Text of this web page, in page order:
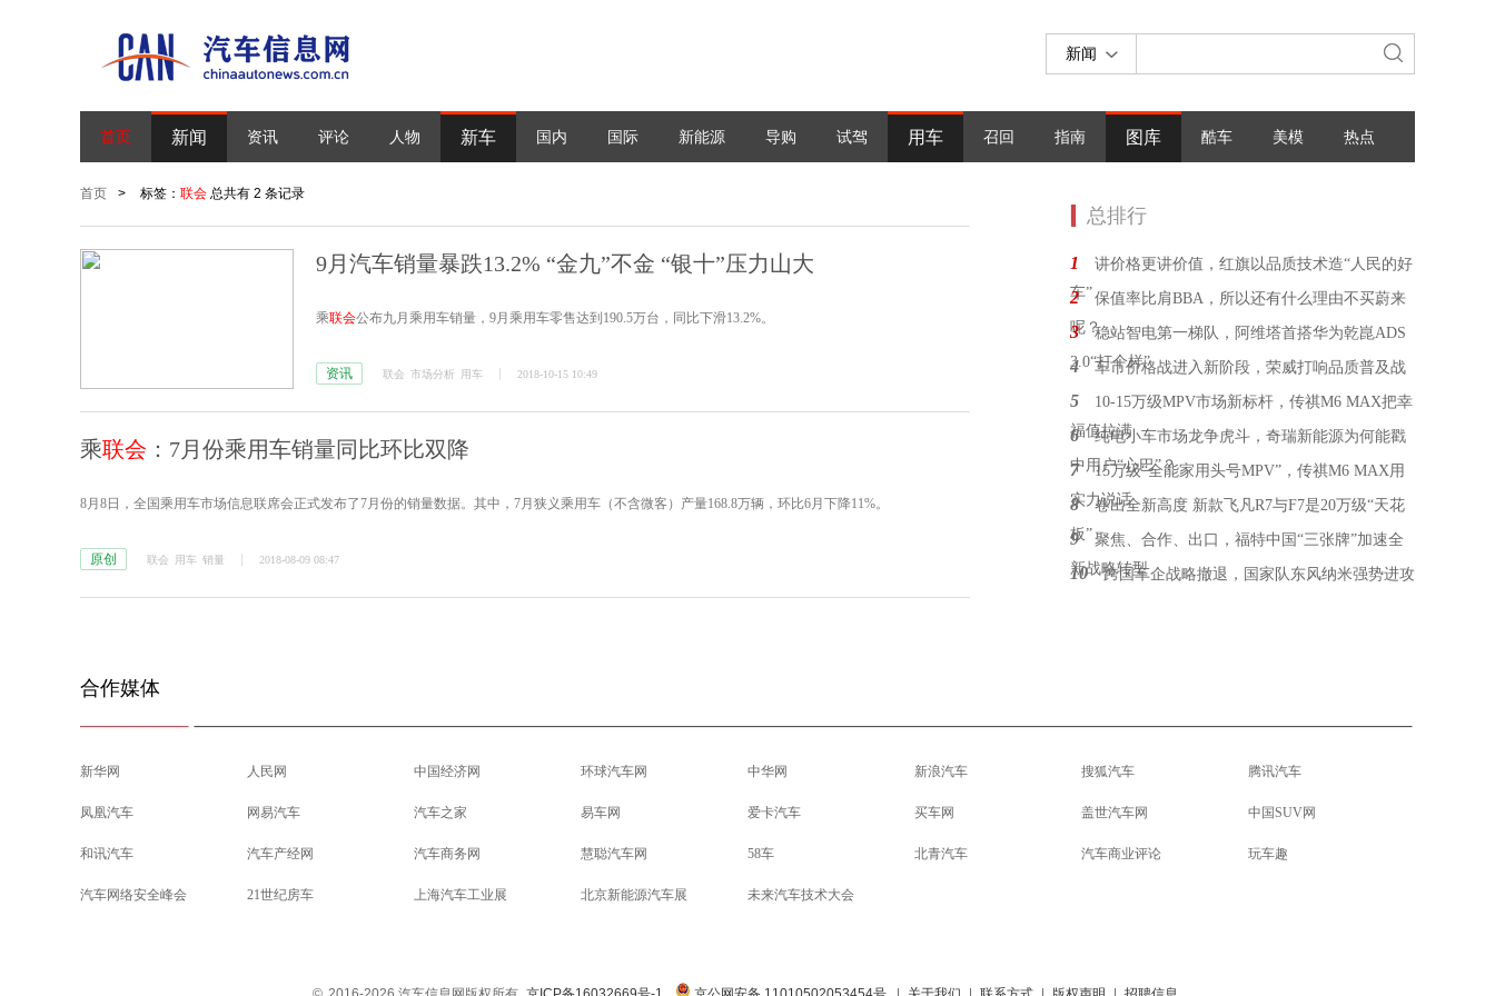
新闻
首页 新闻 资讯 评论 人物 新车 国内 国际 新能源 导购 试驾 用车 召回 指南 图库 酷车 美模 热点
首页 > 标签： 联会 总共有 2 条记录
9月汽车销量暴跌13.2% “金九”不金 “银十”压力山大
乘联会公布九月乘用车销量，9月乘用车零售达到190.5万台，同比下滑13.2%。
资讯 联会 市场分析 用车 2018-10-15 10:49
乘联会 ：7月份乘用车销量同比环比双降
8月8日，全国乘用车市场信息联席会正式发布了7月份的销量数据。其中，7月狭义乘用车（不含微客）产量168.8万辆，环比6月下降11%。
原创 联会 用车 销量 2018-08-09 08:47
总排行
1
讲价格更讲价值，红旗以品质技术造“人民的好
车”
2
保值率比肩BBA，所以还有什么理由不买蔚来
呢？
3
稳站智电第一梯队，阿维塔首搭华为乾崑ADS
3.0“打个样”
4 车市价格战进入新阶段，荣威打响品质普及战
5
10-15万级MPV市场新标杆，传祺M6 MAX把幸
福值拉满
6
纯电小车市场龙争虎斗，奇瑞新能源为何能戳
中用户“心巴”？
7
15万级“全能家用头号MPV”，传祺M6 MAX用
实力说话
8
卷出全新高度 新款飞凡R7与F7是20万级“天花
板”
9
聚焦、合作、出口，福特中国“三张牌”加速全
新战略转型
10 跨国车企战略撤退，国家队东风纳米强势进攻
合作媒体
新华网 人民网 中国经济网 环球汽车网 中华网 新浪汽车 搜狐汽车 腾讯汽车
凤凰汽车 网易汽车 汽车之家 易车网 爱卡汽车 买车网 盖世汽车网 中国SUV网
和讯汽车 汽车产经网 汽车商务网 慧聪汽车网 58车 北青汽车 汽车商业评论 玩车趣
汽车网络安全峰会 21世纪房车 上海汽车工业展 北京新能源汽车展 未来汽车技术大会